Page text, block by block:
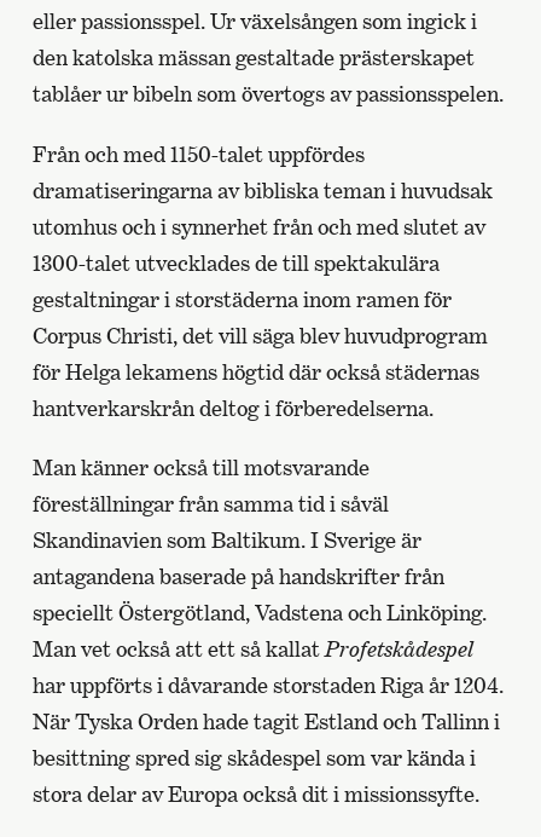
eller passionsspel. Ur växelsången som ingick i
den katolska mässan gestaltade prästerskapet
tablåer ur bibeln som övertogs av passionsspelen.
Från och med 1150-talet uppfördes
dramatiseringarna av bibliska teman i huvudsak
utomhus och i synnerhet från och med slutet av
1300-talet utvecklades de till spektakulära
gestaltningar i storstäderna inom ramen för
Corpus Christi, det vill säga blev huvudprogram
för Helga lekamens högtid där också städernas
hantverkarskrån deltog i förberedelserna.
Man känner också till motsvarande
föreställningar från samma tid i såväl
Skandinavien som Baltikum. I Sverige är
antagandena baserade på handskrifter från
speciellt Östergötland, Vadstena och Linköping.
Man vet också att ett så kallat Profetskådespel
har uppförts i dåvarande storstaden Riga år 1204.
När Tyska Orden hade tagit Estland och Tallinn i
besittning spred sig skådespel som var kända i
stora delar av Europa också dit i missionssyfte.